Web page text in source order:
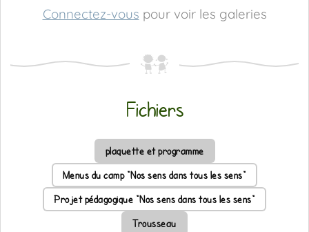
Connectez-vous pour voir les galeries
Fichiers
plaquette et programme
Menus du camp "Nos sens dans tous les sens"
Projet pédagogique "Nos sens dans tous les sens"
Trousseau